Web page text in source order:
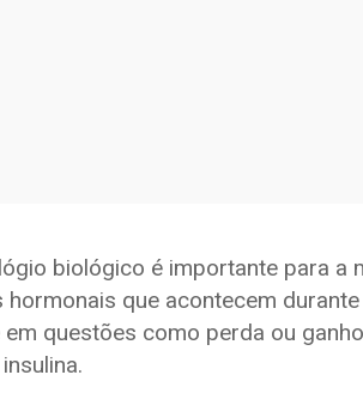
biológico é importante para a
que acontecem
questões como perda ou